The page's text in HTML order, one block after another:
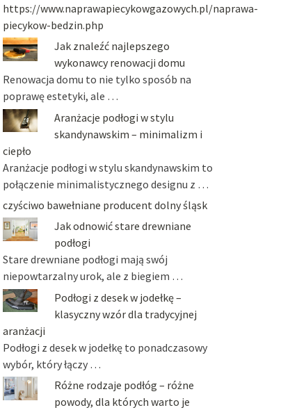
https://www.naprawapiecykowgazowych.pl/naprawa-
piecykow-bedzin.php
Jak znaleźć najlepszego
wykonawcy renowacji domu
Renowacja domu to nie tylko sposób na
poprawę estetyki, ale …
Aranżacje podłogi w stylu
skandynawskim – minimalizm i
ciepło
Aranżacje podłogi w stylu skandynawskim to
połączenie minimalistycznego designu z …
czyściwo bawełniane producent dolny śląsk
Jak odnowić stare drewniane
podłogi
Stare drewniane podłogi mają swój
niepowtarzalny urok, ale z biegiem …
Podłogi z desek w jodełkę –
klasyczny wzór dla tradycyjnej
aranżacji
Podłogi z desek w jodełkę to ponadczasowy
wybór, który łączy …
Różne rodzaje podłóg – różne
powody, dla których warto je